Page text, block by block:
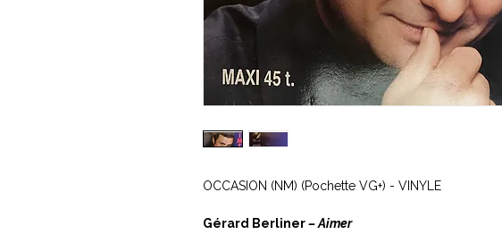
OCCASION (NM) (Pochette VG+) - VINYLE
Gérard Berliner‎– Aimer